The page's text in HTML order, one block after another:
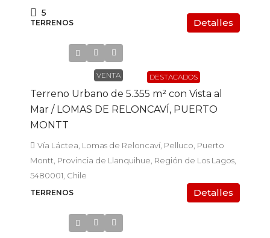
5
TERRENOS Detalles
DESTACADOS
VENTA
Terreno Urbano de 5.355 m² con Vista al
Mar / LOMAS DE RELONCAVÍ, PUERTO
MONTT
Vía Láctea, Lomas de Reloncaví, Pelluco, Puerto
Montt, Provincia de Llanquihue, Región de Los Lagos,
5480001, Chile
TERRENOS Detalles